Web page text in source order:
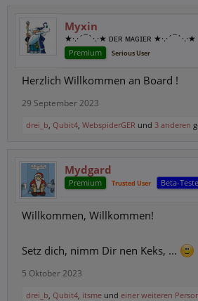
Myxin
★·.·´¯`·.·★ ᴅᴇʀ ᴍᴀɢɪᴇʀ ★·.·´¯`·.·★
Premium Serious User
Herzlich Willkommen an Board !
29 September 2023
drei_b, Qubit4, WebspiderGER und 3 anderen
Mydgard
Premium Trusted User Beta-
Willkommen, Willkommen!
Setz dich, nimm Dir nen Keks, ...
5 Oktober 2023
drei_b, Qubit4, itsme und einer weiteren